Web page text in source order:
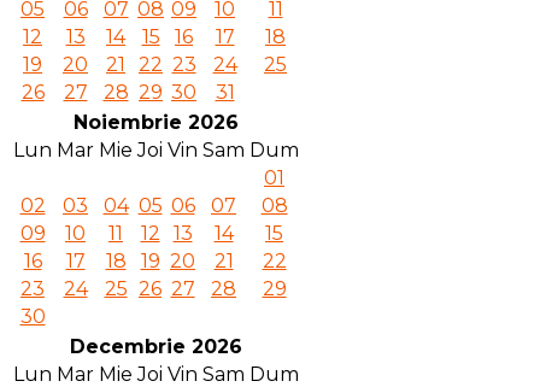
05 06 07 08 09 10
11
12
13 14 15 16 17
18
19
20 21 22 23 24
25
26
27 28 29 30
31
Noiembrie 2026
Lun Mar Mie Joi Vin Sam Dum
01
02
03 04 05 06 07
08
09
10 11 12 13 14
15
16
17 18 19 20 21
22
23
24 25 26 27 28
29
30
Decembrie 2026
Lun Mar Mie Joi Vin Sam Dum